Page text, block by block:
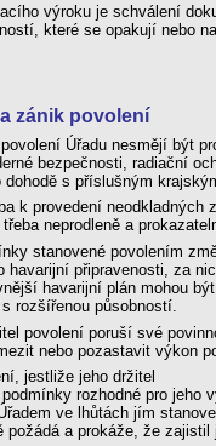
výroku je schválení
které se opakují nebo
zánik povolení
Úřadu nesmějí být
bezpečnosti, radiační
dohodě s příslušným
k provedení
neprodleně a
stanovené povolením
havarijní připravenosti, za
havarijní plán mohou
rozšířenou působností.
povolení poruší své
nebo pozastavit výkon
jestliže jeho držitel
rozhodné pro jeho
ve lhůtách jím
požádá a prokáže, že